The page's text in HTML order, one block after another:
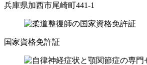
兵庫県加西市尾崎町441-1
国家資格免許証